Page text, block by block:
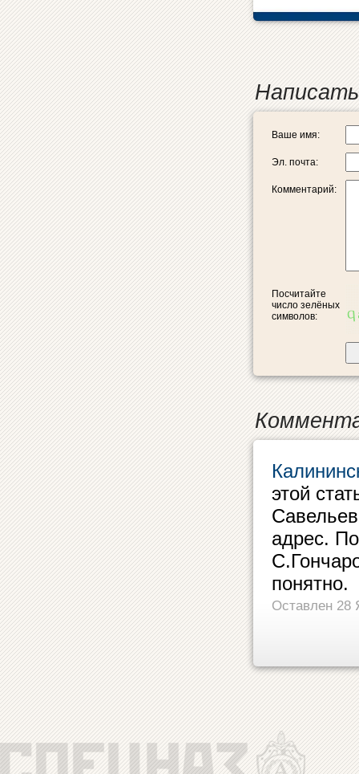
Ваше имя:
Эл. почта:
Комментарий:
Посчитайте
число зелёных
символов:
этой
адрес.
понятно.
Оставлен 28